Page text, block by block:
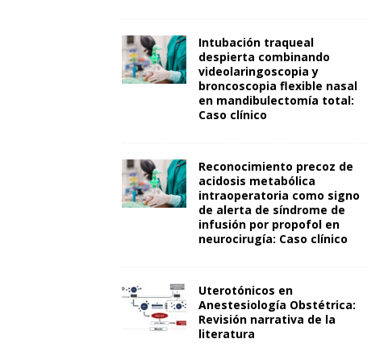
Intubación traqueal
despierta combinando
videolaringoscopia y
broncoscopia flexible nasal
en mandibulectomía total:
Caso clínico
Reconocimiento precoz de
acidosis metabólica
intraoperatoria como signo
de alerta de síndrome de
infusión por propofol en
neurocirugía: Caso clínico
Uterotónicos en
Anestesiología Obstétrica:
Revisión narrativa de la
literatura